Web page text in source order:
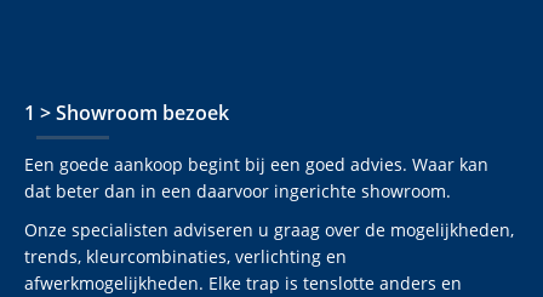
1 > Showroom bezoek
Een goede aankoop begint bij een goed advies. Waar kan
dat beter dan in een daarvoor ingerichte showroom.
Onze specialisten adviseren u graag over de mogelijkheden,
trends, kleurcombinaties, verlichting en
afwerkmogelijkheden. Elke trap is tenslotte anders en